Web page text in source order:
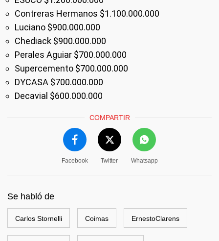
Contreras Hermanos $1.100.000.000
Luciano $900.000.000
Chediack $900.000.000
Perales Aguiar $700.000.000
Supercemento $700.000.000
DYCASA $700.000.000
Decavial $600.000.000
COMPARTIR
Facebook Twitter Whatsapp
Se habló de
Carlos Stornelli Coimas ErnestoClarens